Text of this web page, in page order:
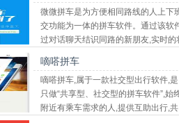
微微拼车是为方便相同路线的人上下
交功能为一体的拼车软件。通过该软
过对话聊天结识同路的新朋友,实时
嘀嗒拼车
嘀嗒拼车,属于一款社交型出行软件,
只做“共享型、社交型的拼车软件”,
附近有乘车需求的人,提供互助出行,